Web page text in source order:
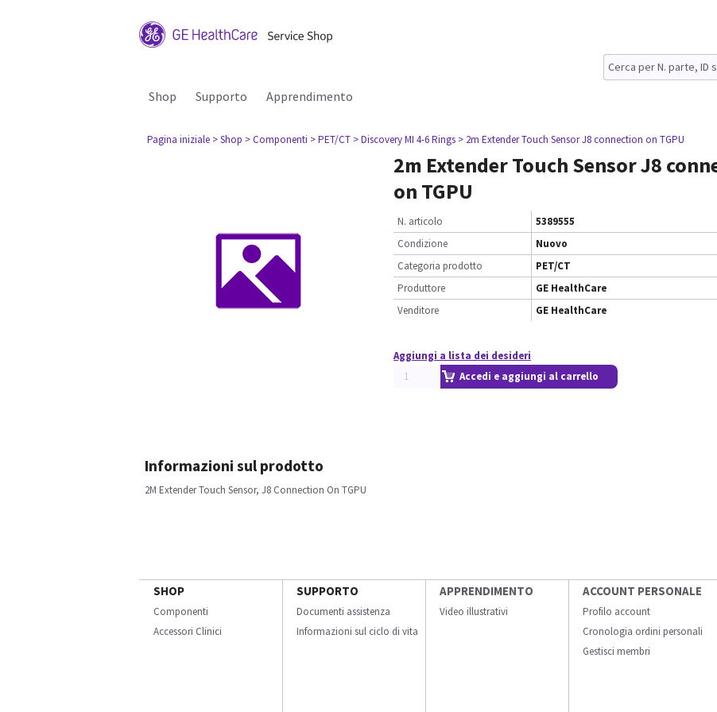
Shop Supporto Apprendimento
Pagina iniziale > Shop > Componenti > PET/CT > Discovery MI 4-6 Rings > 2m Extender Touch Sensor J8 connection on TGPU
2m Extender Touch Sensor J8
on TGPU
N. articolo
5389555
Condizione
Nuovo
Categoria prodotto
PET/CT
Produttore
GE HealthCare
Venditore
GE HealthCare
Aggiungi a lista dei desideri
Accedi e aggiungi al carrello
Informazioni sul prodotto
2M Extender Touch Sensor, J8 Connection On TGPU
SHOP
Componenti
Accessori Clinici
SUPPORTO
Documenti assistenza
Informazioni sul ciclo di vita
APPRENDIMENTO
Video illustrativi
ACCOUNT PERSONALE
Profilo account
Cronologia ordini personali
Gestisci membri